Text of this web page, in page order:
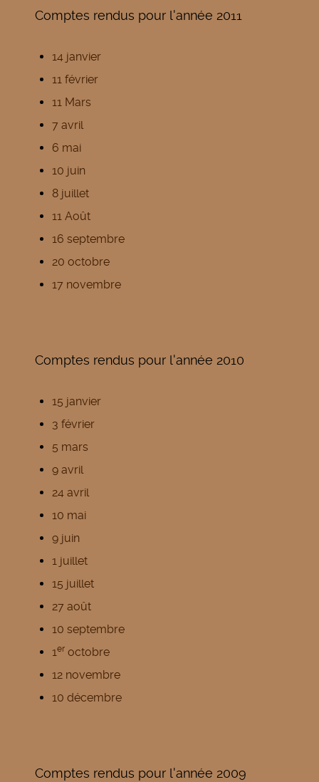
Comptes rendus pour l'année 2011
14 janvier
11 février
11 Mars
7 avril
6 mai
10 juin
8 juillet
11 Août
16 septembre
20 octobre
17 novembre
Comptes rendus pour l'année 2010
15 janvier
3 février
5 mars
9 avril
24 avril
10 mai
9 juin
1 juillet
15 juillet
27 août
10 septembre
1er octobre
12 novembre
10 décembre
Comptes rendus pour l'année 2009